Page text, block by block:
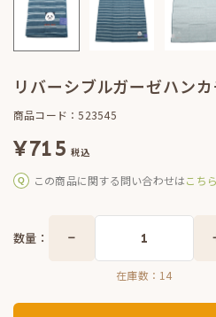
リバーシブルガーゼハン
商品コード：523545
¥715 税込
この商品に関する問い合わせはこちら
数量：
在庫数： 14